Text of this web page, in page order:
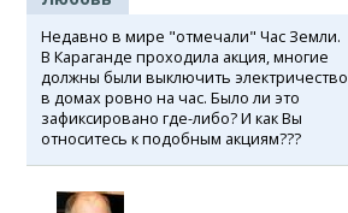
Недавно в мире "отмечали" Час Земли.
В Караганде проходила акция, многие
должны были выключить электричество
в домах ровно на час. Было ли это
зафиксировано где-либо? И как Вы
относитесь к подобным акциям???